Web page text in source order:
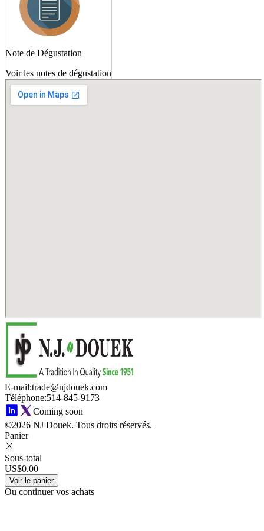
Note de Dégustation
Voir les notes de dégustation
E-mail:trade@njdouek.com
Téléphone:514-845-9173
Coming soon
©2026 NJ Douek. Tous droits réservés.
Panier
Sous-total
US$0.00
Voir le panier
Ou continuer vos achats